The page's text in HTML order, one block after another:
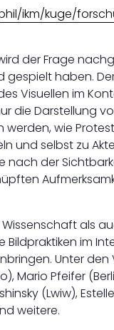
ikm/kuge/
der Frage
haben.
Visuellen im
die Darstellung
werden, wie
und selbst zu
nach der
als
im
Unter
Mario Pfeifer
(Lwiw),
weitere.